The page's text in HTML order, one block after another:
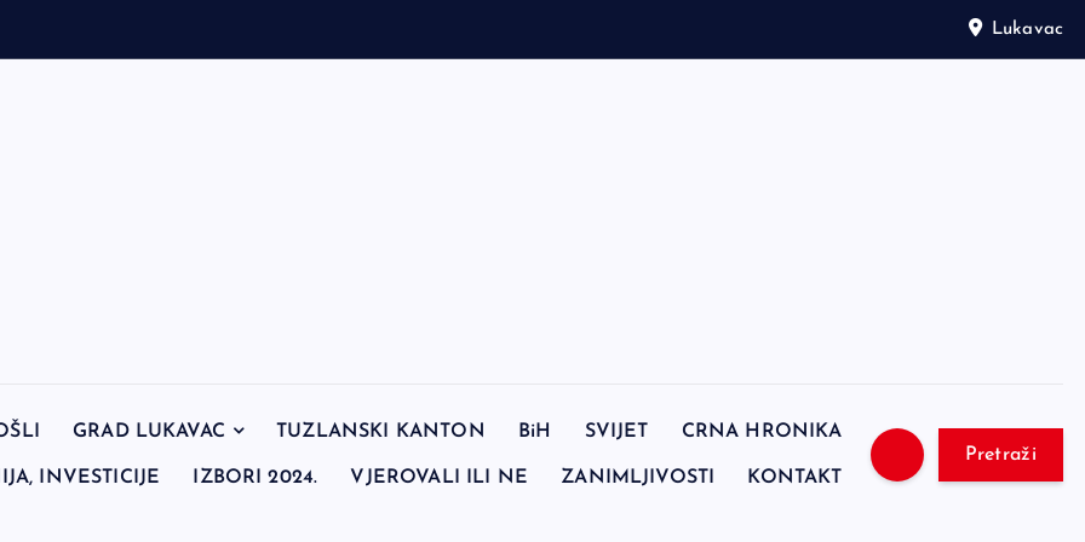
Lukavac
GRAD LUKAVAC TUZLANSKI KANTON BiH SVIJET CRNA HRONIKA
INVESTICIJE IZBORI 2024. VJEROVALI ILI NE ZANIMLJIVOSTI KONTAKT
Pretraži